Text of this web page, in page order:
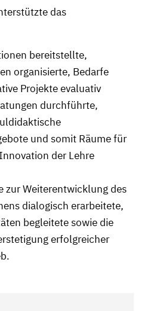
das
bereitstellte,
organisierte, Bedarfe
Projekte evaluativ
durchführte,
und somit Räume für
der Lehre
zur Weiterentwicklung des
dialogisch erarbeitete,
begleitete sowie die
erfolgreicher